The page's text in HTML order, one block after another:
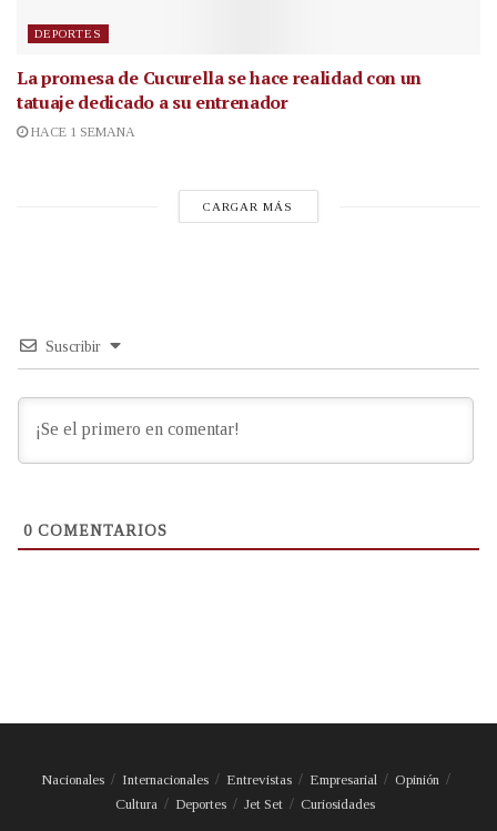
DEPORTES
La promesa de Cucurella se hace realidad con un
tatuaje dedicado a su entrenador
HACE 1 SEMANA
CARGAR MÁS
Suscribir
0 COMENTARIOS
Nacionales Internacionales Entrevistas Empresarial
Opinión
Cultura
Deportes Jet Set Curiosidades